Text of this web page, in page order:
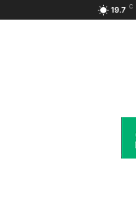
19.7 C